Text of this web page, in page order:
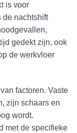
is voor
de nachtshift
gedekt zijn, ook
de werkvloer
factoren. Vaste
zijn schaars en
wordt.
met de specifieke